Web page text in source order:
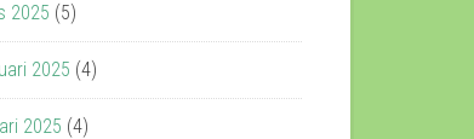
2025 (5)
2025 (4)
2025 (4)